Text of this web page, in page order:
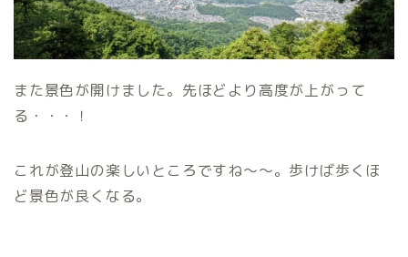
また景色が開けました。先ほどより高度が上がって
る・・・！
これが登山の楽しいところですね〜〜。歩けば歩くほ
ど景色が良くなる。